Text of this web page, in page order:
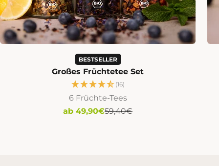
BESTSELLER
Großes Früchtetee Set
(16)
6 Früchte-Tees
Angebot
ab 49,90€Regulärer Preis
59,40€